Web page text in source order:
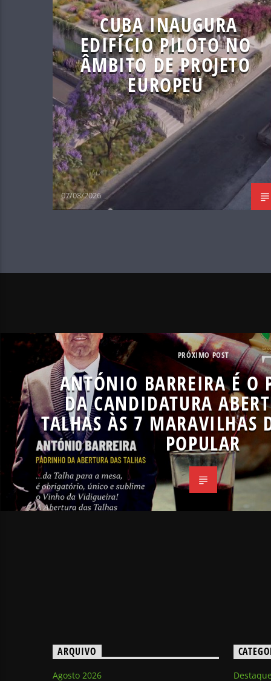
CUBA INAUGURA
EDIFÍCIO PILOTO NO
ÂMBITO DE PROJETO
EUROPEU
07/08/2026
PRÓXIMO POST
ANTÓNIO BARREIRA É O
DA CANDIDATURA
TALHAS ÀS 7 MARAVILHAS
POPULAR
ARQUIVO
Agosto 2026